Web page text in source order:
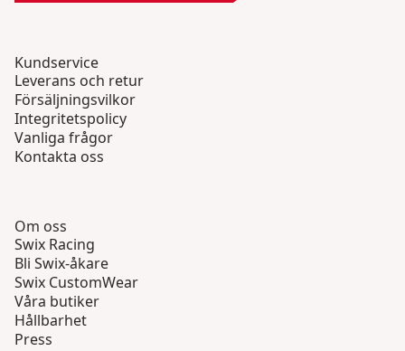
Kundservice
Leverans och retur
Försäljningsvilkor
Integritetspolicy
Vanliga frågor
Kontakta oss
Om oss
Swix Racing
Bli Swix-åkare
Swix CustomWear
Våra butiker
Hållbarhet
Press